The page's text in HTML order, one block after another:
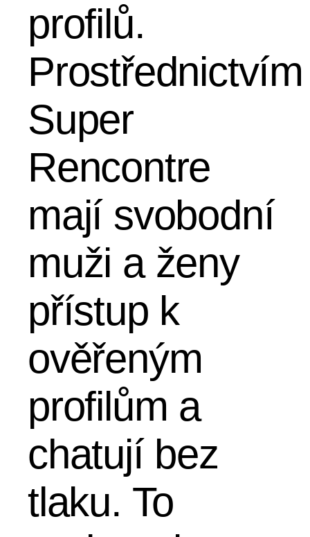
profilů.
Prostřednictvím
Super
Rencontre
mají svobodní
muži a ženy
přístup k
ověřeným
profilům a
chatují bez
tlaku. To